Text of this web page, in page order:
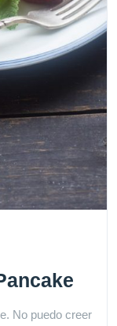
No puedo creer